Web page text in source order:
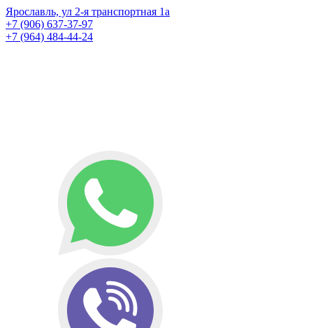
Ярославль, ул 2-я транспортная 1а
+7 (906) 637-37-97
+7 (964) 484-44-24